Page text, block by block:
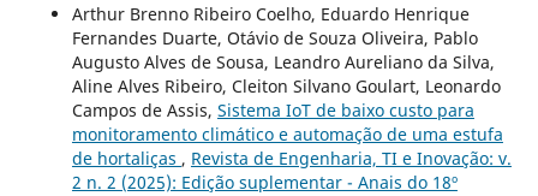
Arthur Brenno Ribeiro Coelho, Eduardo Henrique
Fernandes Duarte, Otávio de Souza Oliveira, Pablo
Augusto Alves de Sousa, Leandro Aureliano da Silva,
Aline Alves Ribeiro, Cleiton Silvano Goulart, Leonardo
Campos de Assis, Sistema IoT de baixo custo para
monitoramento climático e automação de uma estufa
de hortaliças , Revista de Engenharia, TI e Inovação: v.
2 n. 2 (2025): Edição suplementar - Anais do 18º